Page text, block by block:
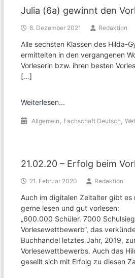
Julia (6a) gewinnt den
8. Dezember 2021 Redaktion
Alle sechsten Klassen des Hilda-
ermittelten in den vergangenen
Vorleserin bzw. ihren besten
[…]
Weiterlesen...
Allgemein , Fachschaft Deutsch ,
21.02.20 – Erfolg beim
21. Februar 2020 Redaktion
Auch im digitalen Zeitalter gibt es
gerne lesen und gut vorlesen:
„600.000 Schüler. 7000
Vorlesewettbewerb“, das
Buchhandel letztes Jahr, 2019,
Vorlesewettbewerbs. Auch das
gesellt sich mit Erfolg zu diesen